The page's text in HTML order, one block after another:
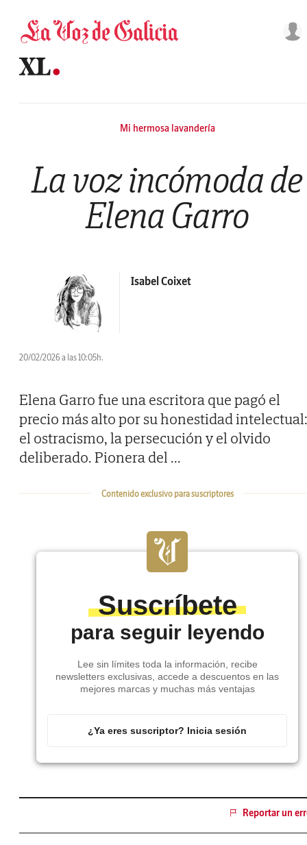
Mi hermosa lavandería
La voz incómoda de
Elena Garro
Isabel Coixet
20/02/2026 a las 10:05h.
Elena Garro fue una escritora que pagó el
precio más alto por su honestidad intelectual:
el ostracismo, la persecución y el olvido
deliberado. Pionera del ...
Contenido exclusivo para suscriptores
Suscríbete
para seguir leyendo
Lee sin límites toda la información, recibe
newsletters exclusivas, accede a descuentos en las
mejores marcas y muchas más ventajas
¿Ya eres suscriptor? Inicia sesión
Reportar un